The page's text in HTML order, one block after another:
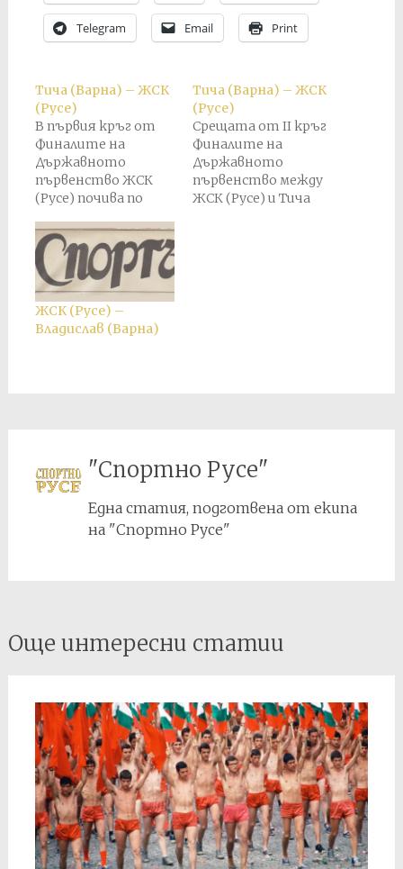
Telegram Email Print
Тича (Варна) – ЖСК
(Русе)
В първия кръг от
Финалите на
Държавното
първенство ЖСК
(Русе) почива по
от II кръг
Финалите на
Държавното
първенство между
ЖСК (Русе) и Тича
(Варна) според
БФС/ при БНСФ…
Тича (Варна) – ЖСК
(Русе)
Срещата от II кръг
Финалите на
Държавното
първенство между
ЖСК (Русе) и Тича
на…
ЖСК (Русе) –
Владислав (Варна)
"Спортно Русе"
Една статия, подготвена от екипа
на "Спортно Русе"
Post
navigation
Още интересни статии